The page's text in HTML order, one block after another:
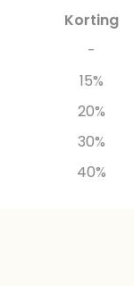
Korting
-
15%
20%
30%
40%